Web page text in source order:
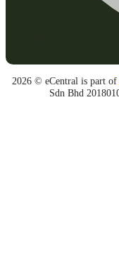
2026 © eCentral is part of
Sdn Bhd